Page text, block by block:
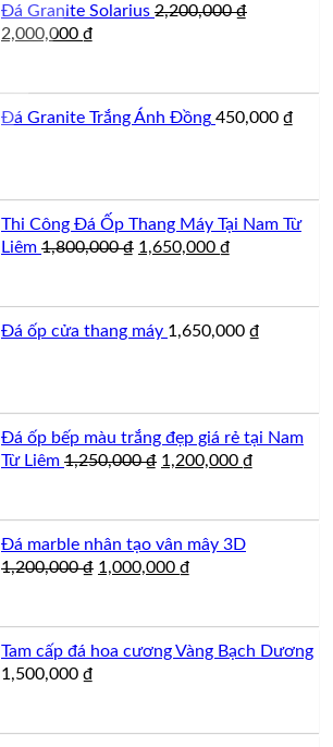
Đá Granite Solarius 2,200,000₫
Giá
2,000,000 ₫
2,000,000 ₫.
Đá Granite Trắng Ánh Đồng 450,000 ₫
Thi Công Đá Ốp Thang Máy Tại Nam Từ
Liêm 1,800,000₫ Giá
1,650,000 ₫
1,650,000 ₫.
Đá ốp cửa thang máy 1,650,000 ₫
Đá ốp bếp màu trắng đẹp giá rẻ tại Nam
Từ Liêm 1,250,000₫ Giá
1,200,000 ₫
Đá marble nhân tạo vân mây 3D
1,200,000₫ Giá
1,000,000 ₫
1,000,000 ₫.
Tam cấp đá hoa cương Vàng Bạch Dương
1,500,000 ₫